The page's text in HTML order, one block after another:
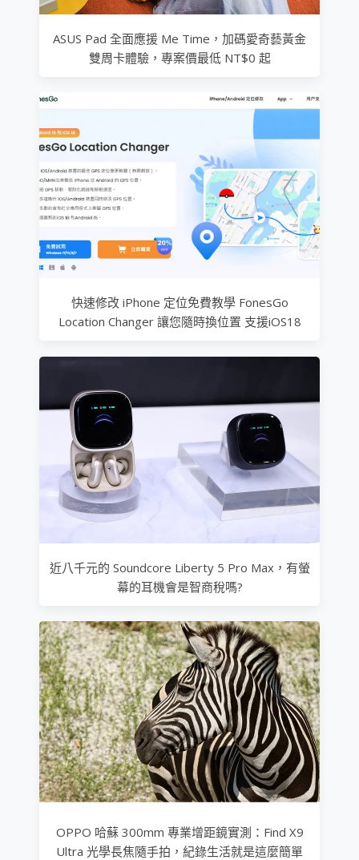
ASUS Pad 全面應援 Me Time，加碼愛奇藝黃金
雙周卡體驗，專案價最低 NT$0 起
快速修改 iPhone 定位免費教學 FonesGo
Location Changer 讓您隨時換位置 支援iOS18
近八千元的 Soundcore Liberty 5 Pro Max，有螢
幕的耳機會是智商稅嗎?
OPPO 哈蘇 300mm 專業增距鏡實測：Find X9
Ultra 光學長焦隨手拍，紀錄生活就是這麼簡單